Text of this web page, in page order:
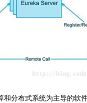
和分布式系统为主导的软